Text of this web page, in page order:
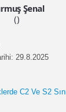
Şenal
()
29.8.2025
C2 Ve S2